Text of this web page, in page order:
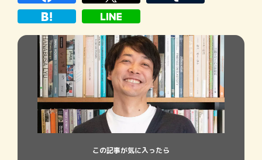
過ごす時間が多かったんですね […]
この記事が気に入ったら